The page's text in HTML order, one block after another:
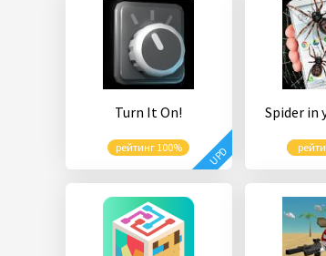
Turn It On!
рейтинг 100% UPD
Spider in